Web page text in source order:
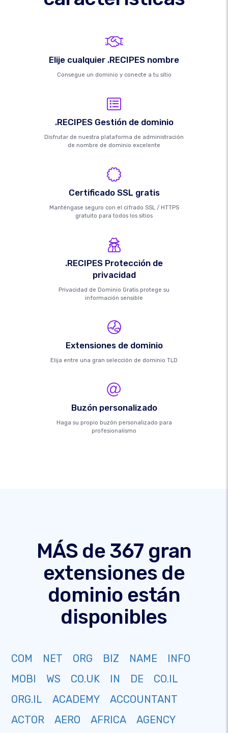
Elije cualquier .RECIPES nombre
Consegue un dominio y conecte a tu sitio
.RECIPES Gestión de dominio
Disfrutar de nuestra plataforma de administración
de nombre de dominio excelente
Certificado SSL gratis
Manténgase seguro con el cifrado SSL / HTTPS
gratuito para todos los sitios
.RECIPES Protección de
privacidad
Privacidad de Dominio Gratis protege su
información sensible
Extensiones de dominio
Elija entre una gran selección de dominio TLD
Buzón personalizado
Haga su propio buzón personalizado para
profesionalismo
MÁS de 367 gran
extensiones de
dominio están
disponibles
COM NET ORG BIZ NAME
INFO
MOBI
WS CO.UK IN DE
CO.IL
ORG.IL
ACADEMY
ACCOUNTANT
ACTOR
AERO AFRICA
AGENCY